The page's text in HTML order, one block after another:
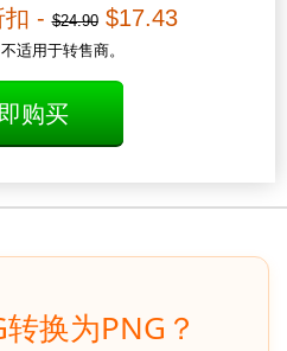
-$24.90$17.43
适用于转售商。
购买
换为PNG？